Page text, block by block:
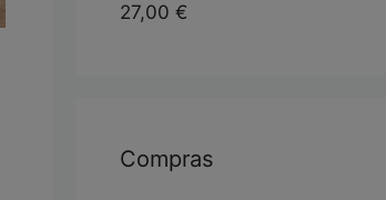
27,00 €
Compras